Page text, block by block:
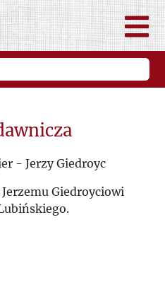
- Jerzy Giedroyc
Giedroyciowi